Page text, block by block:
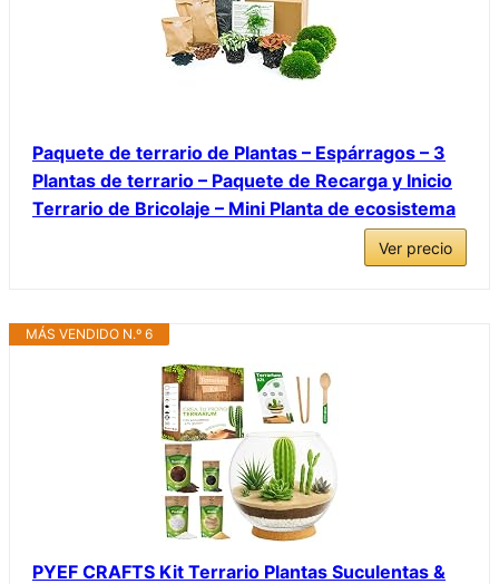
Paquete de terrario de Plantas – Espárragos – 3
Plantas de terrario – Paquete de Recarga y Inicio
Terrario de Bricolaje – Mini Planta de ecosistema
Ver precio
MÁS VENDIDO N.º 6
PYEF CRAFTS Kit Terrario Plantas Suculentas &